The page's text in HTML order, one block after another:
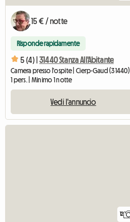
15 € / notte
Risponde rapidamente
5 (4) | 31440 Stanza All'Abitante
Camera presso l'ospite | Cierp-Gaud (31440)
1 pers. | Minimo 1 notte
Vedi l'annuncio
12